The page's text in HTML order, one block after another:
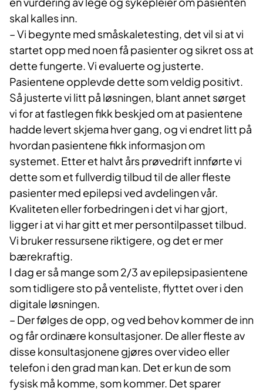
skal kalles inn.
– Vi begynte med småskaletesting, det vil si at vi
startet opp med noen få pasienter og sikret oss at
dette fungerte. Vi evaluerte og justerte.
Pasientene opplevde dette som veldig positivt.
Så justerte vi litt på løsningen, blant annet sørget
vi for at fastlegen fikk beskjed om at pasientene
hadde levert skjema hver gang, og vi endret litt på
hvordan pasientene fikk informasjon om
systemet. Etter et halvt års prøvedrift innførte vi
dette som et fullverdig tilbud til de aller fleste
pasienter med epilepsi ved avdelingen vår.
Kvaliteten eller forbedringen i det vi har gjort,
ligger i at vi har gitt et mer persontilpasset tilbud.
Vi bruker ressursene riktigere, og det er mer
bærekraftig.
I dag er så mange som 2/3 av epilepsipasientene
som tidligere sto på venteliste, flyttet over i den
digitale løsningen.
– Der følges de opp, og ved behov kommer de inn
og får ordinære konsultasjoner. De aller fleste av
disse konsultasjonene gjøres over video eller
telefon i den grad man kan. Det er kun de som
fysisk må komme, som kommer. Det sparer